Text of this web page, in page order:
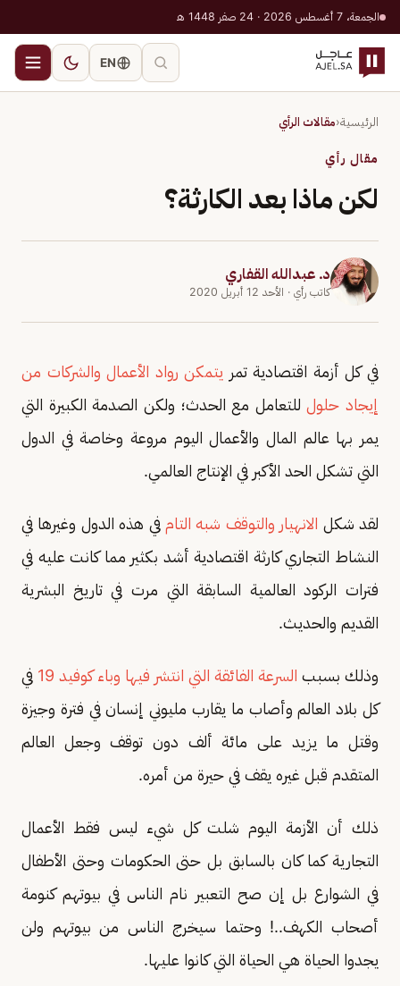
الجمعة، 7 أغسطس 2026 · 24 صفر 1448 هـ
EN
الرئيسية‹مقالات الرأي
مقال رأي
لكن ماذا بعد الكارثة؟
د. عبدالله القفاري
كاتب رأي · الأحد 12 أبريل 2020
في كل أزمة اقتصادية تمر يتمكن رواد الأعمال والشركات من
إيجاد حلول للتعامل مع الحدث؛ ولكن الصدمة الكبيرة التي
يمر بها عالم المال والأعمال اليوم مروعة وخاصة في الدول
التي تشكل الحد الأكبر في الإنتاج العالمي.
لقد شكل الانهيار والتوقف شبه التام في هذه الدول وغيرها في
النشاط التجاري كارثة اقتصادية أشد بكثير مما كانت عليه في
فترات الركود العالمية السابقة التي مرت في تاريخ البشرية
القديم والحديث.
وذلك بسبب السرعة الفائقة التي انتشر فيها وباء كوفيد 19
في
كل بلاد العالم وأصاب ما يقارب مليوني إنسان في فترة وجيزة
وقتل ما يزيد على مائة ألف دون توقف وجعل العالم
المتقدم قبل غيره يقف في حيرة من أمره.
ذلك أن الأزمة اليوم شلت كل شيء ليس فقط الأعمال
التجارية كما كان بالسابق بل حتى الحكومات وحتى الأطفال
في الشوارع بل إن صح التعبير نام الناس في بيوتهم كنومة
أصحاب الكهف..! وحتما سيخرج الناس من بيوتهم ولن
يجدوا الحياة هي الحياة التي كانوا عليها.